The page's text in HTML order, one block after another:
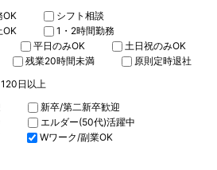
OK
シフト相談
OK
1・2時間勤務
平日のみOK
土日祝のみOK
残業20時間未満
原則定時退社
日以上
新卒/第二新卒歓迎
エルダー(50代)活躍中
Wワーク/副業OK